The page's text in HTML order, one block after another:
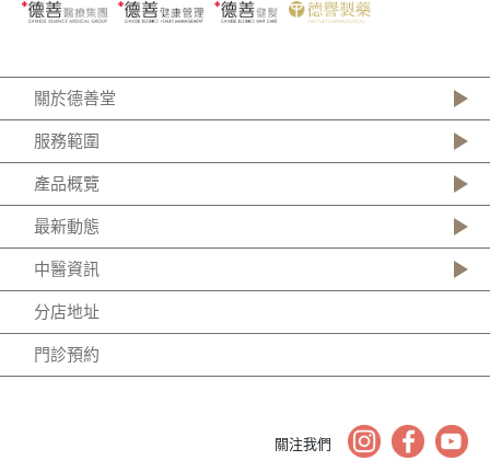
關於德善堂
服務範圍
產品概覽
最新動態
中醫資訊
分店地址
門診預約
關注我們